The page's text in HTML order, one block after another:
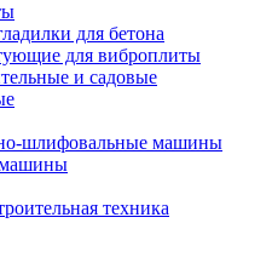
для бетона
для виброплиты
и садовые
шлифовальные машины
машины
техника